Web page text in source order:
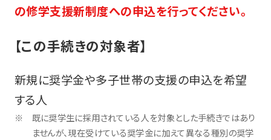
の修学支援新制度への申込を行ってください。
【この手続きの対象者】
新規に奨学金や多子世帯の支援の申込を希望
する人
既に奨学生に採用されている人を対象とした手続きではあり
ませんが、現在受けている奨学金に加えて異なる種別の奨学